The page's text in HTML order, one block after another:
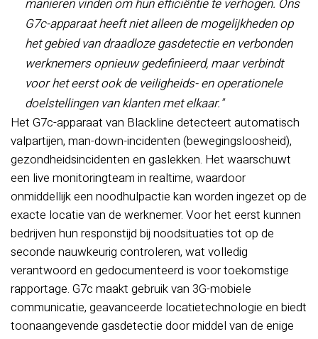
manieren vinden om hun efficiëntie te verhogen. Ons
G7c-apparaat heeft niet alleen de mogelijkheden op
het gebied van draadloze gasdetectie en verbonden
werknemers opnieuw gedefinieerd, maar verbindt
voor het eerst ook de veiligheids- en operationele
doelstellingen van klanten met elkaar."
Het G7c-apparaat van Blackline detecteert automatisch
valpartijen, man-down-incidenten (bewegingsloosheid),
gezondheidsincidenten en gaslekken. Het waarschuwt
een live monitoringteam in realtime, waardoor
onmiddellijk een noodhulpactie kan worden ingezet op de
exacte locatie van de werknemer. Voor het eerst kunnen
bedrijven hun responstijd bij noodsituaties tot op de
seconde nauwkeurig controleren, wat volledig
verantwoord en gedocumenteerd is voor toekomstige
rapportage. G7c maakt gebruik van 3G-mobiele
communicatie, geavanceerde locatietechnologie en biedt
toonaangevende gasdetectie door middel van de enige